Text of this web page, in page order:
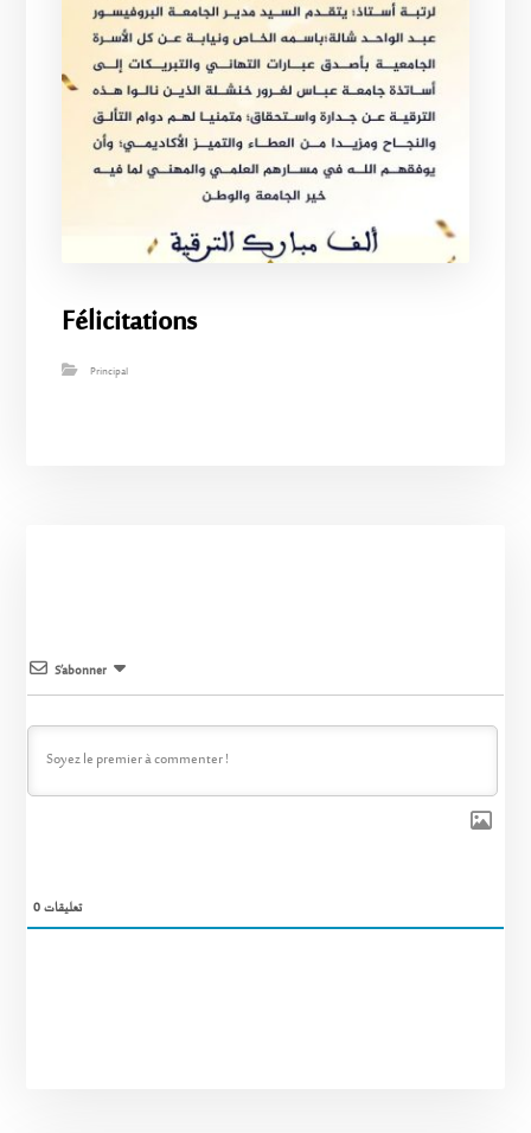
Félicitations
Principal
S’abonner
0تعليقات